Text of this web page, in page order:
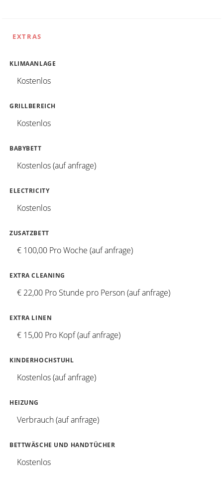
EXTRAS
KLIMAANLAGE
Kostenlos
GRILLBEREICH
Kostenlos
BABYBETT
Kostenlos (auf anfrage)
ELECTRICITY
Kostenlos
ZUSATZBETT
€ 100,00 Pro Woche (auf anfrage)
EXTRA CLEANING
€ 22,00 Pro Stunde pro Person (auf anfrage)
EXTRA LINEN
€ 15,00 Pro Kopf (auf anfrage)
KINDERHOCHSTUHL
Kostenlos (auf anfrage)
HEIZUNG
Verbrauch (auf anfrage)
BETTWÄSCHE UND HANDTÜCHER
Kostenlos